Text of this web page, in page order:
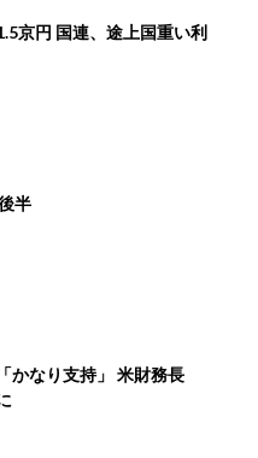
京円 国連、途上国重い利
半
かなり支持」 米財務長